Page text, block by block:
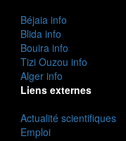
Béjaia info
Blida info
Bouira info
Tizi Ouzou info
Alger info
Liens externes
Actualité scientifiques
Emploi